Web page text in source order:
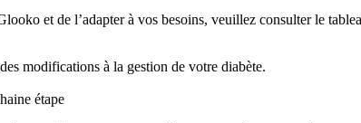
et de l’adapter à vos besoins, veuillez consulter le
modifications à la gestion de votre diabète.
étape